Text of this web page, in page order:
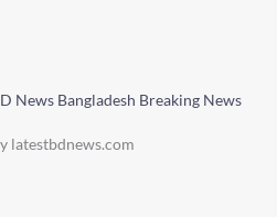
News Bangladesh Breaking News
latestbdnews.com